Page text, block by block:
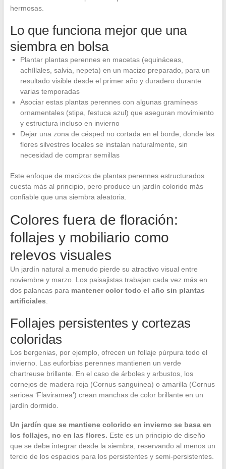
hermosas.
Lo que funciona mejor que una
siembra en bolsa
Plantar plantas perennes en macetas (equináceas,
achíllales, salvia, nepeta) en un macizo preparado, para un
resultado visible desde el primer año y duradero durante
varias temporadas
Asociar estas plantas perennes con algunas gramíneas
ornamentales (stipa, festuca azul) que aseguran movimiento
y estructura incluso en invierno
Dejar una zona de césped no cortada en el borde, donde las
flores silvestres locales se instalan naturalmente, sin
necesidad de comprar semillas
Este enfoque de macizos de plantas perennes estructurados
cuesta más al principio, pero produce un jardín colorido más
confiable que una siembra aleatoria.
Colores fuera de floración:
follajes y mobiliario como
relevos visuales
Un jardín natural a menudo pierde su atractivo visual entre
noviembre y marzo. Los paisajistas trabajan cada vez más en
dos palancas para mantener color todo el año sin plantas
artificiales.
Follajes persistentes y cortezas
coloridas
Los bergenias, por ejemplo, ofrecen un follaje púrpura todo el
invierno. Las euforbias perennes mantienen un verde
chartreuse brillante. En el caso de árboles y arbustos, los
cornejos de madera roja (Cornus sanguinea) o amarilla (Cornus
sericea ‘Flaviramea’) crean manchas de color brillante en un
jardín dormido.
Un jardín que se mantiene colorido en invierno se basa en
los follajes, no en las flores. Este es un principio de diseño
que se debe integrar desde la siembra, reservando al menos un
tercio de los espacios para los persistentes y semi-persistentes.